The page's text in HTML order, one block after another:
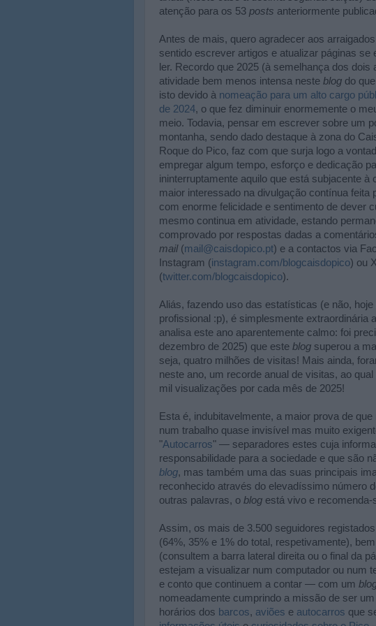
atenção para os 53 posts anteriormente
Antes de mais, quero agradecer aos
sentido escrever artigos e atualizar páginas
ler. Recordo que 2025 (à semelhança dos
atividade bem menos intensa neste blog do
isto devido à nomeação para um alto cargo
de 2024, o que fez diminuir enormemente o
meio. Todavia, pensar em escrever sobre um
montanha, sendo dado destaque à zona do
Roque do Pico, faz com que surja logo a
empregar algum tempo, esforço e dedicação
ininterruptamente aquilo que está subjacente à
maior interessado na divulgação contínua feita
com enorme felicidade e sentimento de dever
mesmo continua em atividade, estando
comprovado por respostas dadas a
mail(mail@caisdopico.pt) e a contactos via
Instagram (instagram.com/blogcaisdopico) ou
(twitter.com/blogcaisdopico).
Aliás, fazendo uso das estatísticas (e não,
profissional :p), é simplesmente extraordinária
analisa este ano aparentemente calmo: foi
dezembro de 2025) que este blog superou a
seja, quatro milhões de visitas! Mais ainda,
neste ano, um recorde anual de visitas, ao
mil visualizações por cada mês de 2025!
Esta é, indubitavelmente, a maior prova de
num trabalho quase invisível mas muito
"Autocarros" — separadores estes cuja
responsabilidade para a sociedade e que são
blog, mas também uma das suas principais
reconhecido através do elevadíssimo número
outras palavras, o blog está vivo e recomenda-
Assim, os mais de 3.500 seguidores
(64%, 35% e 1% do total, respetivamente),
(consultem a barra lateral direita ou o final da
estejam a visualizar num computador ou num
e conto que continuem a contar — com um
nomeadamente cumprindo a missão de ser
horários dos barcos, aviões e autocarros que